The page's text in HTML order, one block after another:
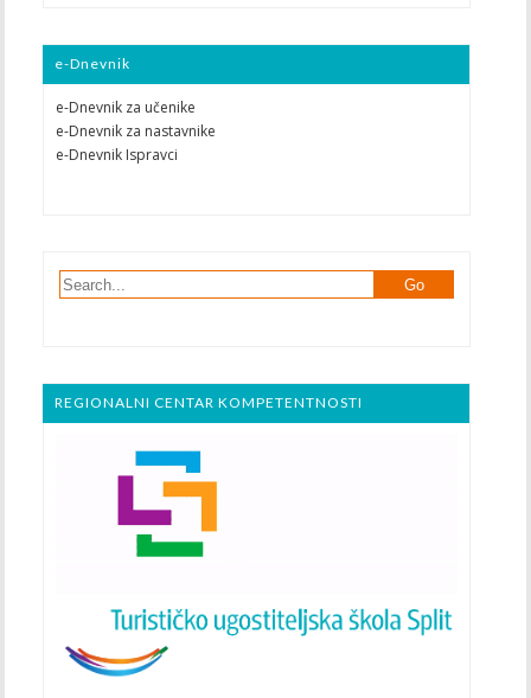
e-Dnevnik
e-Dnevnik za učenike
e-Dnevnik za nastavnike
e-Dnevnik Ispravci
REGIONALNI CENTAR KOMPETENTNOSTI